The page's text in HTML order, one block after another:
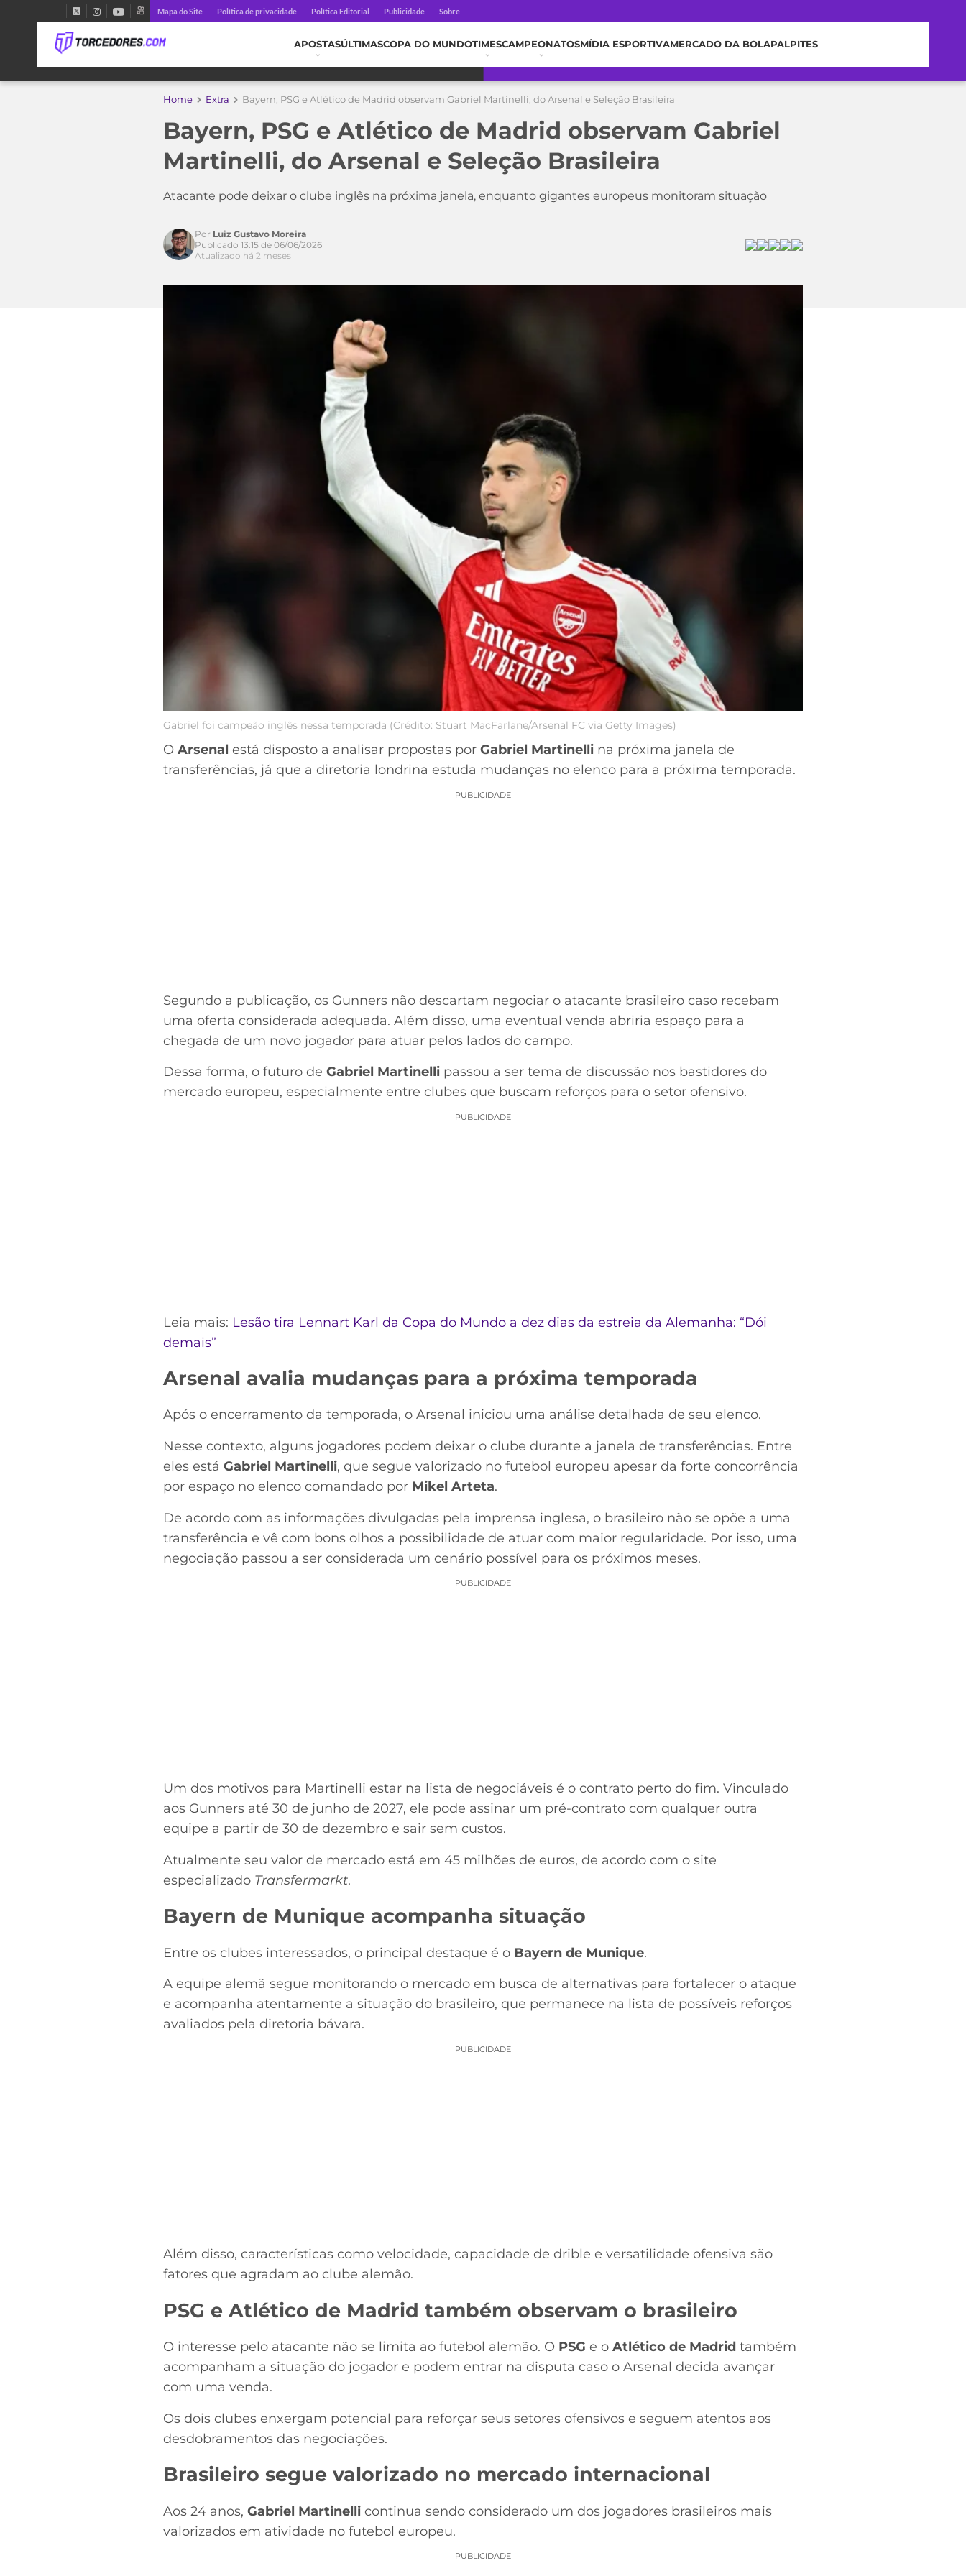
Mapa do Site Política de privacidade Política Editorial Publicidade Sobre
APOSTASÚLTIMASCOPA DO MUNDOTIMESCAMPEONATOSMÍDIA ESPORTIVAMERCADO DA BOLAPALPITES
Home Extra Bayern, PSG e Atlético de Madrid observam Gabriel Martinelli, do Arsenal e Seleção Brasileira
Bayern, PSG e Atlético de Madrid observam Gabriel
Martinelli, do Arsenal e Seleção Brasileira
Atacante pode deixar o clube inglês na próxima janela, enquanto gigantes europeus monitoram situação
Por Luiz Gustavo Moreira
Publicado 13:15 de 06/06/2026
Atualizado há 2 meses
Gabriel foi campeão inglês nessa temporada (Crédito: Stuart MacFarlane/Arsenal FC via Getty Images)
O Arsenal está disposto a analisar propostas por Gabriel Martinelli na próxima janela de
transferências, já que a diretoria londrina estuda mudanças no elenco para a próxima temporada.
PUBLICIDADE
Segundo a publicação, os Gunners não descartam negociar o atacante brasileiro caso recebam
uma oferta considerada adequada. Além disso, uma eventual venda abriria espaço para a
chegada de um novo jogador para atuar pelos lados do campo.
Dessa forma, o futuro de Gabriel Martinelli passou a ser tema de discussão nos bastidores do
mercado europeu, especialmente entre clubes que buscam reforços para o setor ofensivo.
PUBLICIDADE
Leia mais: Lesão tira Lennart Karl da Copa do Mundo a dez dias da estreia da Alemanha: “Dói
demais”
Arsenal avalia mudanças para a próxima temporada
Após o encerramento da temporada, o Arsenal iniciou uma análise detalhada de seu elenco.
Nesse contexto, alguns jogadores podem deixar o clube durante a janela de transferências. Entre
eles está Gabriel Martinelli, que segue valorizado no futebol europeu apesar da forte concorrência
por espaço no elenco comandado por Mikel Arteta.
De acordo com as informações divulgadas pela imprensa inglesa, o brasileiro não se opõe a uma
transferência e vê com bons olhos a possibilidade de atuar com maior regularidade. Por isso, uma
negociação passou a ser considerada um cenário possível para os próximos meses.
PUBLICIDADE
Um dos motivos para Martinelli estar na lista de negociáveis é o contrato perto do fim. Vinculado
aos Gunners até 30 de junho de 2027, ele pode assinar um pré-contrato com qualquer outra
equipe a partir de 30 de dezembro e sair sem custos.
Atualmente seu valor de mercado está em 45 milhões de euros, de acordo com o site
especializado Transfermarkt.
Bayern de Munique acompanha situação
Entre os clubes interessados, o principal destaque é o Bayern de Munique.
A equipe alemã segue monitorando o mercado em busca de alternativas para fortalecer o ataque
e acompanha atentamente a situação do brasileiro, que permanece na lista de possíveis reforços
avaliados pela diretoria bávara.
PUBLICIDADE
Além disso, características como velocidade, capacidade de drible e versatilidade ofensiva são
fatores que agradam ao clube alemão.
PSG e Atlético de Madrid também observam o brasileiro
O interesse pelo atacante não se limita ao futebol alemão. O PSG e o Atlético de Madrid também
acompanham a situação do jogador e podem entrar na disputa caso o Arsenal decida avançar
com uma venda.
Os dois clubes enxergam potencial para reforçar seus setores ofensivos e seguem atentos aos
desdobramentos das negociações.
Brasileiro segue valorizado no mercado internacional
Aos 24 anos, Gabriel Martinelli continua sendo considerado um dos jogadores brasileiros mais
valorizados em atividade no futebol europeu.
PUBLICIDADE